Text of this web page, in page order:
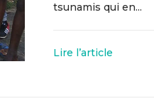
tsunamis qui en...
Lire l’article